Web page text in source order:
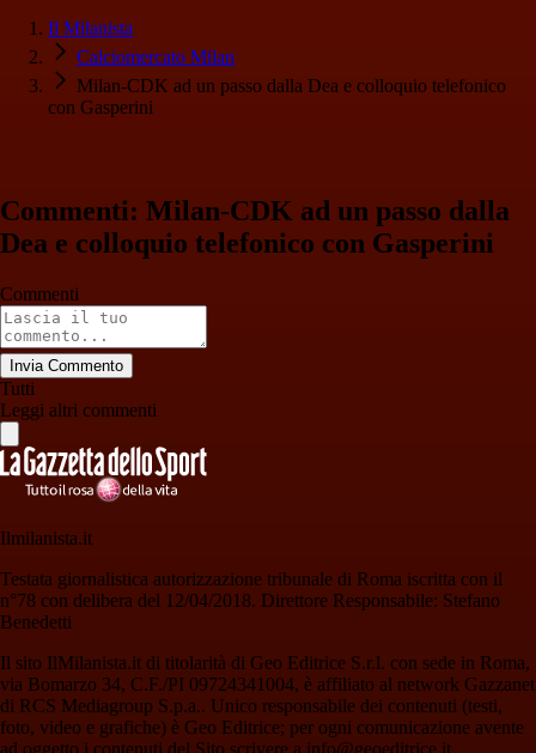
Il Milanista
Calciomercato Milan
Milan-CDK ad un passo dalla Dea e colloquio telefonico
con Gasperini
Commenti: Milan-CDK ad un passo dalla
Dea e colloquio telefonico con Gasperini
Commenti
Invia Commento
Tutti
Leggi altri commenti
Ilmilanista.it
Testata giornalistica autorizzazione tribunale di Roma iscritta con il
n°78 con delibera del 12/04/2018. Direttore Responsabile: Stefano
Benedetti
Il sito IlMilanista.it di titolarità di Geo Editrice S.r.l. con sede in Roma,
via Bomarzo 34, C.F./PI 09724341004, è affiliato al network Gazzanet
di RCS Mediagroup S.p.a.. Unico responsabile dei contenuti (testi,
foto, video e grafiche) è Geo Editrice; per ogni comunicazione avente